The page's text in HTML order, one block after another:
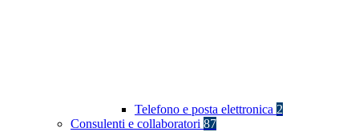
Telefono e posta elettronica 2
Consulenti e collaboratori 87